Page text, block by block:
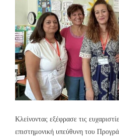
Κλείνοντας εξέφρασε τις
επιστημονική υπεύθυνη του